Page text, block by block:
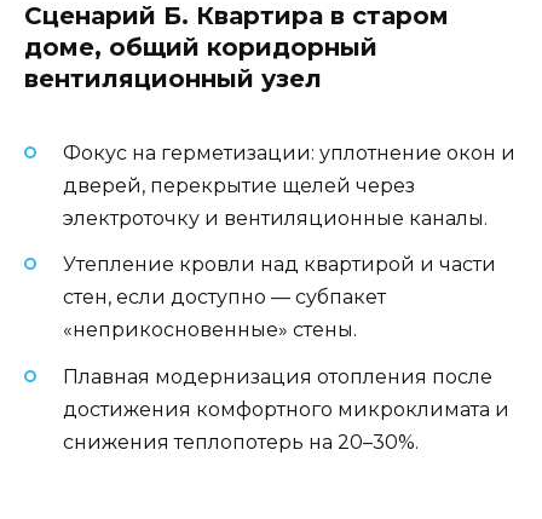
Сценарий Б. Квартира в старом
доме, общий коридорный
вентиляционный узел
Фокус на герметизации: уплотнение окон и
дверей, перекрытие щелей через
электроточку и вентиляционные каналы.
Утепление кровли над квартирой и части
стен, если доступно — субпакет
«неприкосновенные» стены.
Плавная модернизация отопления после
достижения комфортного микроклимата и
снижения теплопотерь на 20–30%.